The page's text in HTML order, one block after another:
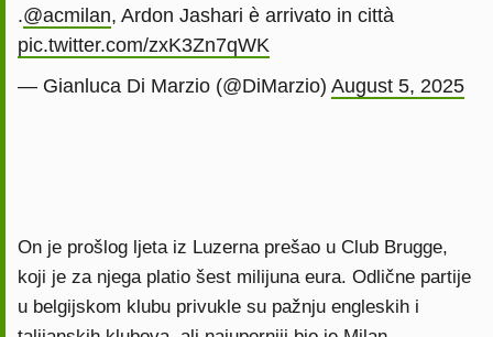
.@acmilan, Ardon Jashari è arrivato in città
pic.twitter.com/zxK3Zn7qWK
— Gianluca Di Marzio (@DiMarzio) August 5, 2025
On je prošlog ljeta iz Luzerna prešao u Club Brugge,
koji je za njega platio šest milijuna eura. Odlične partije
u belgijskom klubu privukle su pažnju engleskih i